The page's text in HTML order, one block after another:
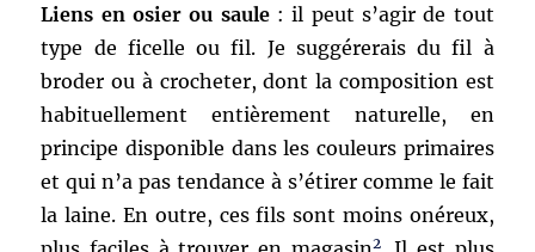
Liens en osier ou saule: il peut s’agir de tout
type de ficelle ou fil. Je suggérerais du fil à
broder ou à crocheter, dont la composition est
habituellement entièrement naturelle, en
principe disponible dans les couleurs primaires
et qui n’a pas tendance à s’étirer comme le fait
la laine. En outre, ces fils sont moins onéreux,
2